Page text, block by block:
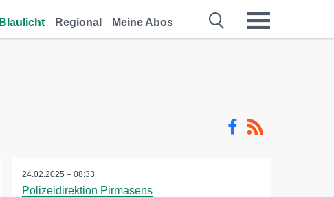
Blaulicht Regional Meine Abos
24.02.2025 – 08:33
Polizeidirektion Pirmasens